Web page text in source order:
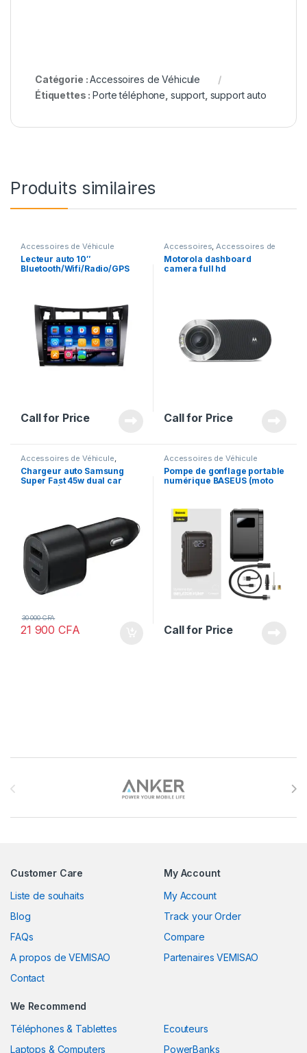
Catégorie :Accessoires de Véhicule
Étiquettes :Porte téléphone support, support auto
Produits similaires
Accessoires de Véhicule
Lecteur auto 10″
Bluetooth/Wifi/Radio/GPS
Call for Price
Accessoires,Accessoires de
Véhicule
Motorola dashboard
camera full hd
Call for Price
Accessoires de Véhicule,
Chargeurs
Chargeur auto Samsung
Super Fast 45w dual car
21 900CFA
30 000CFA
Accessoires de Véhicule
Pompe de gonflage portable
numérique BASEUS (moto
Call for Price
Customer Care
Liste de souhaits
Blog
FAQs
A propos de VEMISAO
Contact
My Account
My Account
Track your Order
Compare
Partenaires VEMISAO
We Recommend
Téléphones & Tablettes
Laptops & Computers
Ecouteurs
PowerBanks